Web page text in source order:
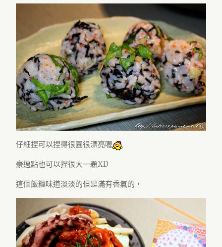
仔細捏可以捏得很圓很漂亮喔
豪邁點也可以捏很大一顆XD
這個飯糰味道淡淡的但是滿有香氣的，